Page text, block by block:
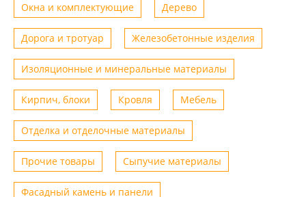
Окна и комплектующие Дерево
Дорога и тротуар Железобетонные изделия
Изоляционные и минеральные материалы
Кирпич, блоки Кровля Мебель
Отделка и отделочные материалы
Прочие товары Сыпучие материалы
Фасадный камень и панели